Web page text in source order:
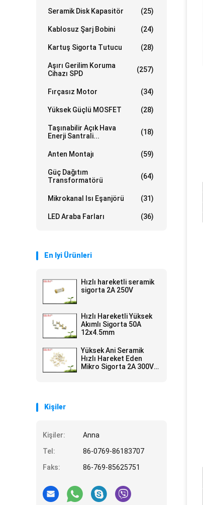
Seramik Disk Kapasitör (25)
Kablosuz Şarj Bobini (24)
Kartuş Sigorta Tutucu (28)
Aşırı Gerilim Koruma
Cihazı SPD
(257)
Fırçasız Motor (34)
Yüksek Güçlü MOSFET (28)
Taşınabilir Açık Hava
Enerji Santrali...
(18)
Anten Montajı (59)
Güç Dağıtım
Transformatörü
(64)
Mikrokanal Isı Eşanjörü (31)
LED Araba Farları (36)
En Iyi Ürünleri
Hızlı hareketli seramik
sigorta 2A 250V
Hızlı Hareketli Yüksek
Akımlı Sigorta 50A
12x4.5mm
Yüksek Ani Seramik
Hızlı Hareket Eden
Mikro Sigorta 2A 300V
Kişiler
Kişiler:
Anna
Tel:
86-0769-86183707
Faks:
86-769-85625751